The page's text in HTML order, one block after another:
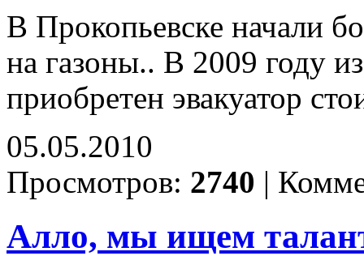
В Прокопьевске начали
на газоны.. В 2009 году
приобретен эвакуатор
05.05.2010
Просмотров: 2740 |
Алло, мы ищем